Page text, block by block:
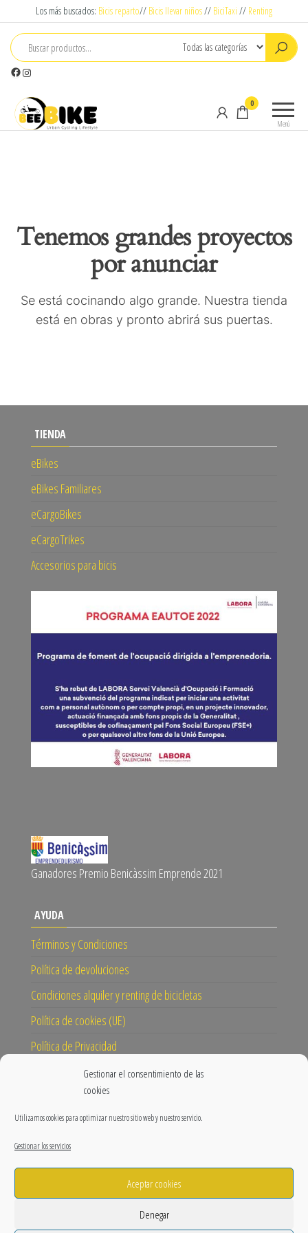
Gestionar el consentimiento de las
cookies
Utilizamos cookies para optimizar nuestro sitio web y nuestro servicio.
Gestionar los servicios
Aceptar cookies
Denegar
al
contenido
Los más buscados: Bicis reparto// Bicis llevar niños// BiciTaxi // Renting
Facebook
Instagram
Lifestyle
Menú
0
Tenemos grandes proyectos
por anunciar
Se está cocinando algo grande. Nuestra tienda
está en obras y pronto abrirá sus puertas.
TIENDA
eBikes
eBikes Familiares
eCargoBikes
eCargoTrikes
Accesorios para bicis
Ganadores Premio Benicàssim Emprende 2021
AYUDA
Términos y Condiciones
Política de devoluciones
Condiciones alquiler y renting de bicicletas
Política de cookies (UE)
Política de Privacidad
Instagram
Facebook
Blog